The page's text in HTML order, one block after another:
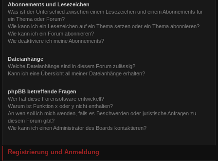
Abonnements und Lesezeichen
Was ist der Unterschied zwischen einem Lesezeichen und einem Abonnements für
ein Thema oder Forum?
Wie kann ich ein Lesezeichen auf ein Thema setzen oder ein Thema abonnieren?
Wie kann ich ein Forum abonnieren?
Wie deaktiviere ich meine Abonnements?
Dateianhänge
Welche Dateianhänge sind in diesem Forum zulässig?
Kann ich eine Übersicht all meiner Dateianhänge erhalten?
phpBB betreffende Fragen
Wer hat diese Forensoftware entwickelt?
Warum ist Funktion x oder y nicht enthalten?
An wen soll ich mich wenden, falls es Beschwerden oder juristische Anfragen zu
diesem Forum gibt?
Wie kann ich einen Administrator des Boards kontaktieren?
Registrierung und Anmeldung